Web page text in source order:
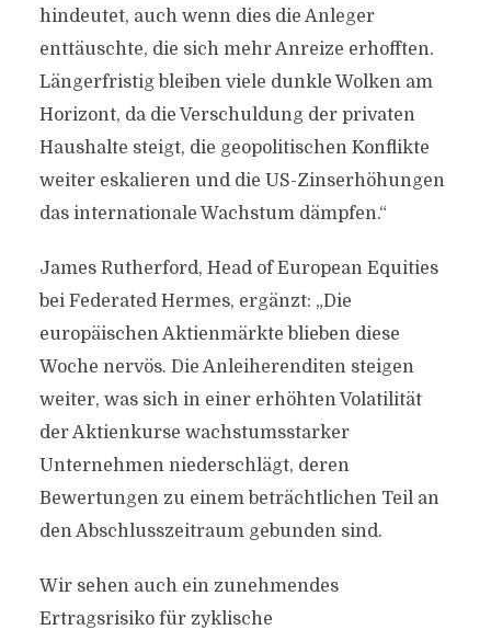
hindeutet, auch wenn dies die Anleger
enttäuschte, die sich mehr Anreize erhofften.
Längerfristig bleiben viele dunkle Wolken am
Horizont, da die Verschuldung der privaten
Haushalte steigt, die geopolitischen Konflikte
weiter eskalieren und die US-Zinserhöhungen
das internationale Wachstum dämpfen.“
James Rutherford, Head of European Equities
bei Federated Hermes, ergänzt: „Die
europäischen Aktienmärkte blieben diese
Woche nervös. Die Anleiherenditen steigen
weiter, was sich in einer erhöhten Volatilität
der Aktienkurse wachstumsstarker
Unternehmen niederschlägt, deren
Bewertungen zu einem beträchtlichen Teil an
den Abschlusszeitraum gebunden sind.
Wir sehen auch ein zunehmendes
Ertragsrisiko für zyklische